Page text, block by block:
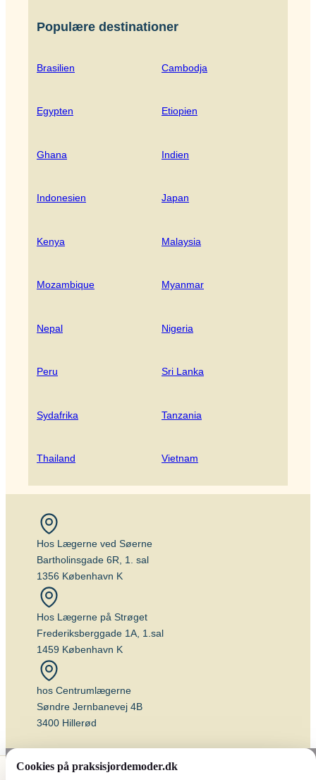
Populære destinationer
Brasilien Cambodja
Egypten Etiopien
Ghana Indien
Indonesien Japan
Kenya Malaysia
Mozambique Myanmar
Nepal Nigeria
Peru Sri Lanka
Sydafrika Tanzania
Thailand Vietnam
Hos Lægerne ved Søerne
Bartholinsgade 6R, 1. sal
1356 København K
Hos Lægerne på Strøget
Frederiksberggade 1A, 1.sal
1459 København K
hos Centrumlægerne
Søndre Jernbanevej 4B
3400 Hillerød
Cookies på praksisjordemoder.dk